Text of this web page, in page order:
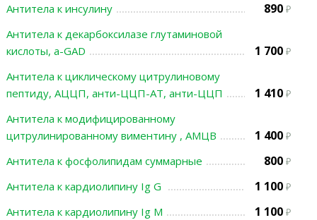
Антитела к инсулину 890
Антитела к декарбоксилазе глутаминовой
кислоты, а-GAD
1 700
Антитела к циклическому цитрулиновому
пептиду, АЦЦП, анти-ЦЦП-АТ, анти-ЦЦП
1 410
Антитела к модифицированному
цитрулинированному виментину , АМЦВ
1 400
Антитела к фосфолипидам суммарные 800
Антитела к кардиолипину Ig G 1 100
Антитела к кардиолипину Ig М 1 100